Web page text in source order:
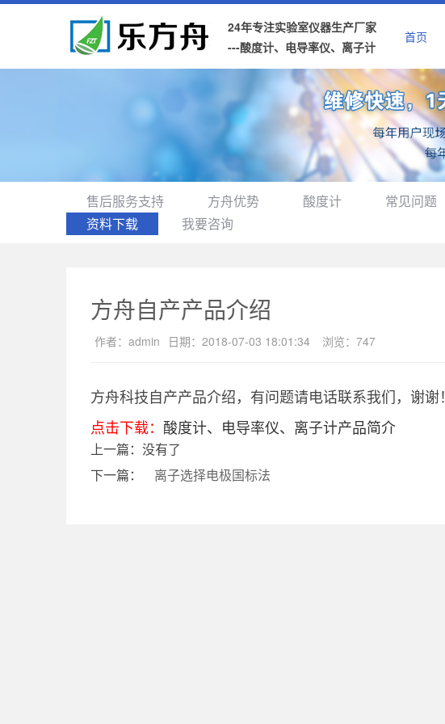
24年专注实验室仪器生产厂家
---酸度计、电导率仪、离子计
首页
售后服务支持 方舟优势 酸度计 常见问题
资料下载
我要咨询
方舟自产产品介绍
作者： admin 日期： 2018-07-03 18:01:34 浏览： 747
方舟科技自产产品介绍，有问题请电话联系我们，谢谢！
点击下载： 酸度计、电导率仪、离子计产品简介
上一篇：没有了
下一篇：
离子选择电极国标法